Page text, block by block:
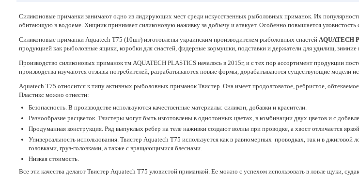
Силиконовые приманки занимают одно из лидирующих мест среди искусственных рыболовных приманок. Их
обитающую в водоеме. Хищник принимает силиконовую наживку за добычу и атакует. Особенно повышается
Силиконовые приманки Aquatech Т75 (10шт) изготовлены украинским производителем рыболовных снастей AQUATECH
продукцией как рыболовные ящики, коробки для снастей, фидерные кормушки, подставки и держатели для удилищ, зимние
Производство силиконовых приманок тм AQUATECH PLASTICS началось в 2015г, и с тех пор ассортимент продукции
производства изучаются отзывы потребителей, разрабатываются новые формы, дорабатываются существующие модели
Aquatech Т75 относится к типу активных рыболовных приманок Твистер. Она имеет продолговатое, ребристое,
Пластикс можно отнести:
Безопасность. В производстве используются качественные материалы: силикон, добавки и красители.
Разнообразие расцветок. Твистеры могут быть изготовлены в однотонных цветах, в комбинации двух цветов и с
Продуманная конструкция. Ряд выпуклых ребер на теле наживки создают волны при проводке, а хвост отличается
Универсальность использования. Твистер Aquatech Т75 используется как в равномерных проводках, так и в джиговой
головками, груз-головками, а также с вращающимися блеснами.
Низкая стоимость.
Все эти качества делают Твистер Aquatech Т75 уловистой приманкой. Ее можно с успехом использовать в ловле щуки,